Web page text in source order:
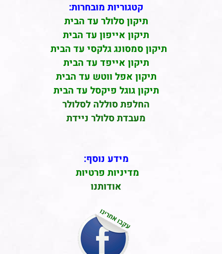
קטגוריות מובחרות:
תיקון סלולר עד הבית
תיקון אייפון עד הבית
תיקון סמסונג גלקסי עד הבית
תיקון אייפד עד הבית
תיקון אפל ווטש עד הבית
תיקון גוגל פיקסל עד הבית
החלפת סוללה לסלולר
מעבדת סלולר ניידת
מידע נוסף:
מדיניות פרטיות
אודותנו